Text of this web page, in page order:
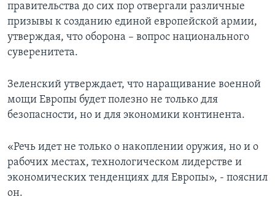
правительства до сих пор отвергали различные
призывы к созданию единой европейской армии,
утверждая, что оборона – вопрос национального
суверенитета.
Зеленский утверждает, что наращивание военной
мощи Европы будет полезно не только для
безопасности, но и для экономики континента.
«Речь идет не только о накоплении оружия, но и о
рабочих местах, технологическом лидерстве и
экономических тенденциях для Европы», - пояснил
он.